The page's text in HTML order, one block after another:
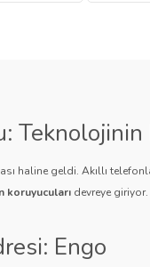
haline geldi. Akıllı
koruyucuları devreye
Engo